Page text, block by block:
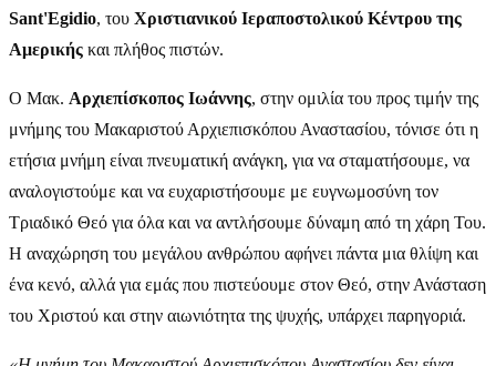
Sant'Egidio, του Χριστιανικού Ιεραποστολικού Κέντρου της
Αμερικής και πλήθος πιστών.
Ο Μακ. Αρχιεπίσκοπος Ιωάννης, στην ομιλία του προς τιμήν της
μνήμης του Μακαριστού Αρχιεπισκόπου Αναστασίου, τόνισε ότι η
ετήσια μνήμη είναι πνευματική ανάγκη, για να σταματήσουμε, να
αναλογιστούμε και να ευχαριστήσουμε με ευγνωμοσύνη τον
Τριαδικό Θεό για όλα και να αντλήσουμε δύναμη από τη χάρη Του.
Η αναχώρηση του μεγάλου ανθρώπου αφήνει πάντα μια θλίψη και
ένα κενό, αλλά για εμάς που πιστεύουμε στον Θεό, στην Ανάσταση
του Χριστού και στην αιωνιότητα της ψυχής, υπάρχει παρηγοριά.